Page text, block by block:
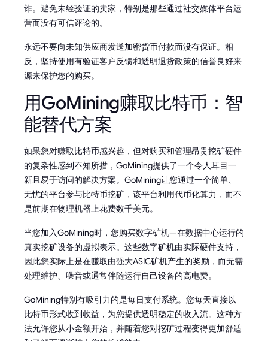
诈。避免未经验证的卖家，特别是那些通过社交媒体平台运
营而没有可信评论的。
永远不要向未知供应商发送加密货币付款而没有保证。相
反，坚持使用有验证客户反馈和透明退货政策的信誉良好来
源来保护您的购买。
用GoMining赚取比特币：智
能替代方案
如果您对赚取比特币感兴趣，但对购买和管理昂贵挖矿硬件
的复杂性感到不知所措，GoMining提供了一个令人耳目一
新且易于访问的解决方案。GoMining让您通过一个简单、
无忧的平台参与比特币挖矿，该平台利用代币化算力，而不
是前期在物理机器上花费数千美元。
当您加入GoMining时，您购买数字矿机—在数据中心运行的
真实挖矿设备的虚拟表示。这些数字矿机由实际硬件支持，
因此您实际上是在赚取由强大ASIC矿机产生的奖励，而无需
处理维护、噪音或通常伴随运行自己设备的高电费。
GoMining特别有吸引力的是每日支付系统。您每天直接以
比特币形式收到收益，为您提供透明稳定的收入流。这种方
法允许您从小金额开始，并随着您对挖矿过程变得更加舒适